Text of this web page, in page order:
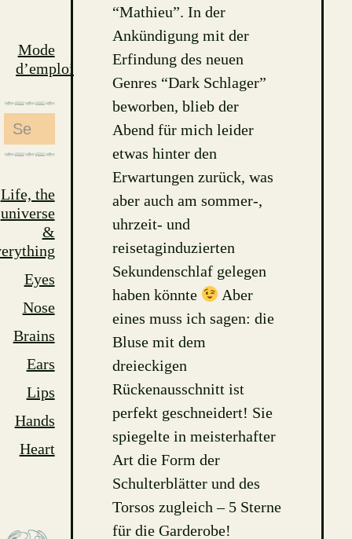
Mode
d’emploi
Search
for:
Life, the
universe
&
Eyes
Nose
Brains
Ears
Lips
Hands
Heart
“Mathieu”. In der
Ankündigung mit der
Erfindung des neuen
Genres “Dark Schlager”
beworben, blieb der
Abend für mich leider
etwas hinter den
Erwartungen zurück, was
aber auch am sommer-,
uhrzeit- und
reisetaginduzierten
Sekundenschlaf gelegen
haben könnte
Aber
eines muss ich sagen: die
Bluse mit dem
dreieckigen
Rückenausschnitt ist
perfekt geschneidert! Sie
spiegelte in meisterhafter
Art die Form der
Schulterblätter und des
Torsos zugleich – 5 Sterne
für die Garderobe!